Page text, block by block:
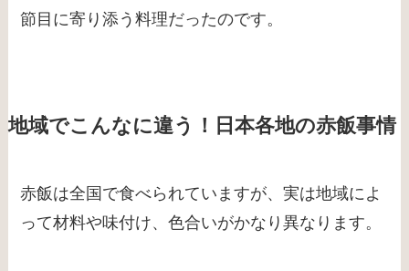
節目に寄り添う料理だったのです。
地域でこんなに違う！日本各地の赤飯事情
赤飯は全国で食べられていますが、実は地域によ
って材料や味付け、色合いがかなり異なります。